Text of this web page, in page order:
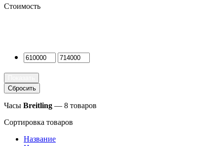
Стоимость
Часы Breitling — 8 товаров
Сортировка товаров
Название